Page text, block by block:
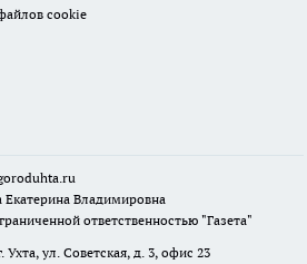
cookie
Владимировна
ответственностью "Газета"
Ухта, ул. Советская, д. 3, офис 23